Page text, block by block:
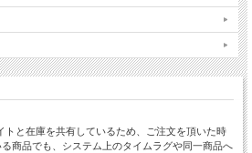
と在庫を共有しているため、ご注文を頂いた時
商品でも、システム上のタイムラグや同一商品へ